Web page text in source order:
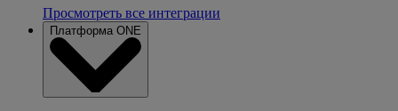
Просмотреть все интеграции
Платформа ONE